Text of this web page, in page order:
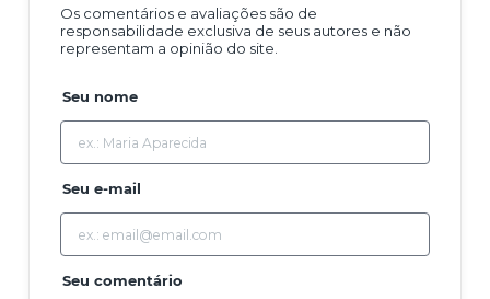
Os comentários e avaliações são de
responsabilidade exclusiva de seus autores e não
representam a opinião do site.
Seu nome
Seu e-mail
Seu comentário